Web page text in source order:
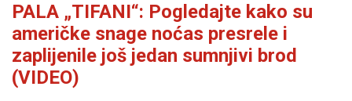
PALA „TIFANI“: Pogledajte kako su
američke snage noćas presrele i
zaplijenile još jedan sumnjivi brod
(VIDEO)